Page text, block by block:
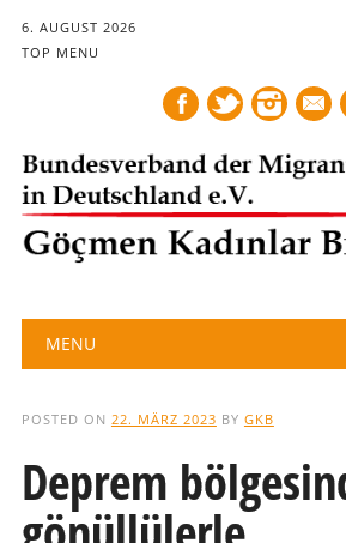
6. AUGUST 2026
TOP MENU
mail
Main menu
MENU
POSTED ON 22. MÄRZ 2023 BY GKB
Deprem